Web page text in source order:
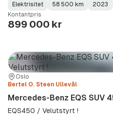
Fuel
Type:
Elektrisitet
Kilometerstand:
58 500 km
Model
Year:
2023
Gearbox
Type:
Kontantpris
899 000 kr
Sted:
Oslo
Forhandler:
Bertel O. Steen Ullevål
Mercedes-Benz EQS SUV
EQS450 / Velutstyrt !